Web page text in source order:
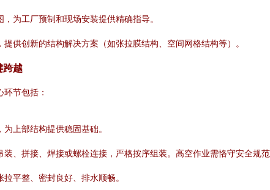
为工厂预制和现场安装提供精确指导。
供创新的结构解决方案（如张拉膜结构、空间网格结构等）。
跨越
节包括：
上部结构提供稳固基础。
、拼接、焊接或螺栓连接，严格按序组装。高空作业需恪守安全规范
平整、密封良好、排水顺畅。